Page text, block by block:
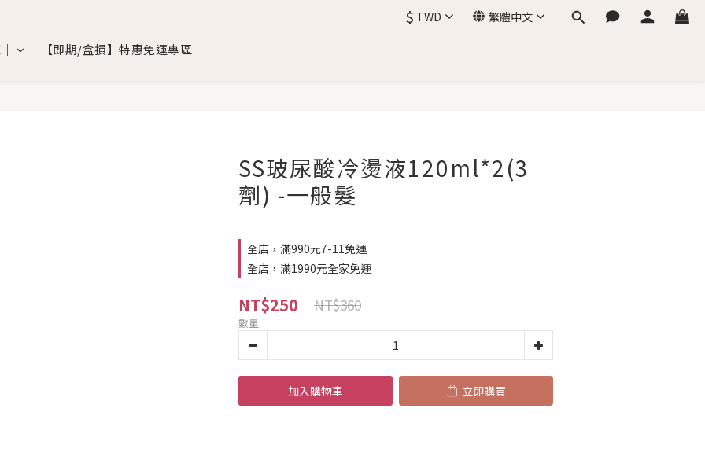
$ TWD 繁體中文
【即期/盒損】特惠免運專區
SS玻尿酸冷燙液120ml*2(3
劑) -一般髮
全店，滿990元7-11免運
全店，滿1990元全家免運
NT$250 NT$360
數量
加入購物車 立即購買